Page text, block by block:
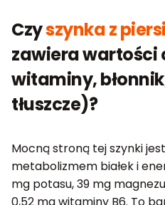
Czyszynka z
zawiera wartości
witaminy,
tłuszcze)?
Mocną stroną tej szynki
metabolizmem białek i
mg potasu, 39 mg